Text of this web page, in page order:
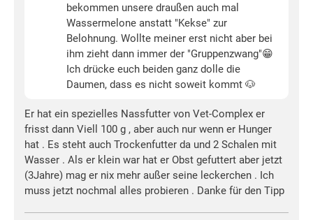
bekommen unsere draußen auch mal
Wassermelone anstatt "Kekse" zur
Belohnung. Wollte meiner erst nicht aber bei
ihm zieht dann immer der "Gruppenzwang"😁
Ich drücke euch beiden ganz dolle die
Daumen, dass es nicht soweit kommt 🐶
Er hat ein spezielles Nassfutter von Vet-Complex er
frisst dann Viell 100 g , aber auch nur wenn er Hunger
hat . Es steht auch Trockenfutter da und 2 Schalen mit
Wasser . Als er klein war hat er Obst gefuttert aber jetzt
(3Jahre) mag er nix mehr außer seine leckerchen . Ich
muss jetzt nochmal alles probieren . Danke für den Tipp